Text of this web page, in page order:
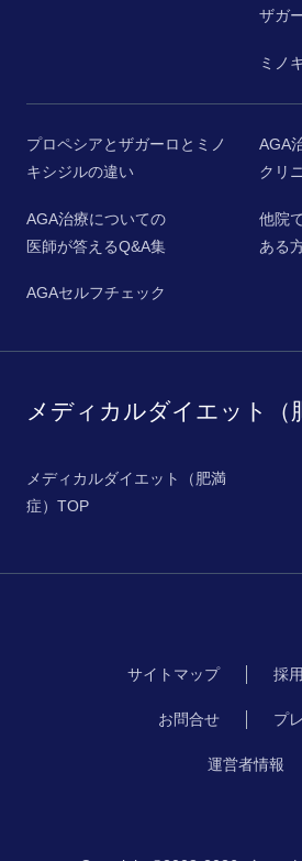
ザガ
ミノ
プロペシアとザガーロとミノ
キシジルの違い
AGA治療についての
医師が答えるQ&A集
AGAセルフチェック
AGA
クリ
他院
ある
メディカルダイエット（
メディカルダイエット（肥満
症）TOP
サイトマップ 採
お問合せ プ
運営者情報